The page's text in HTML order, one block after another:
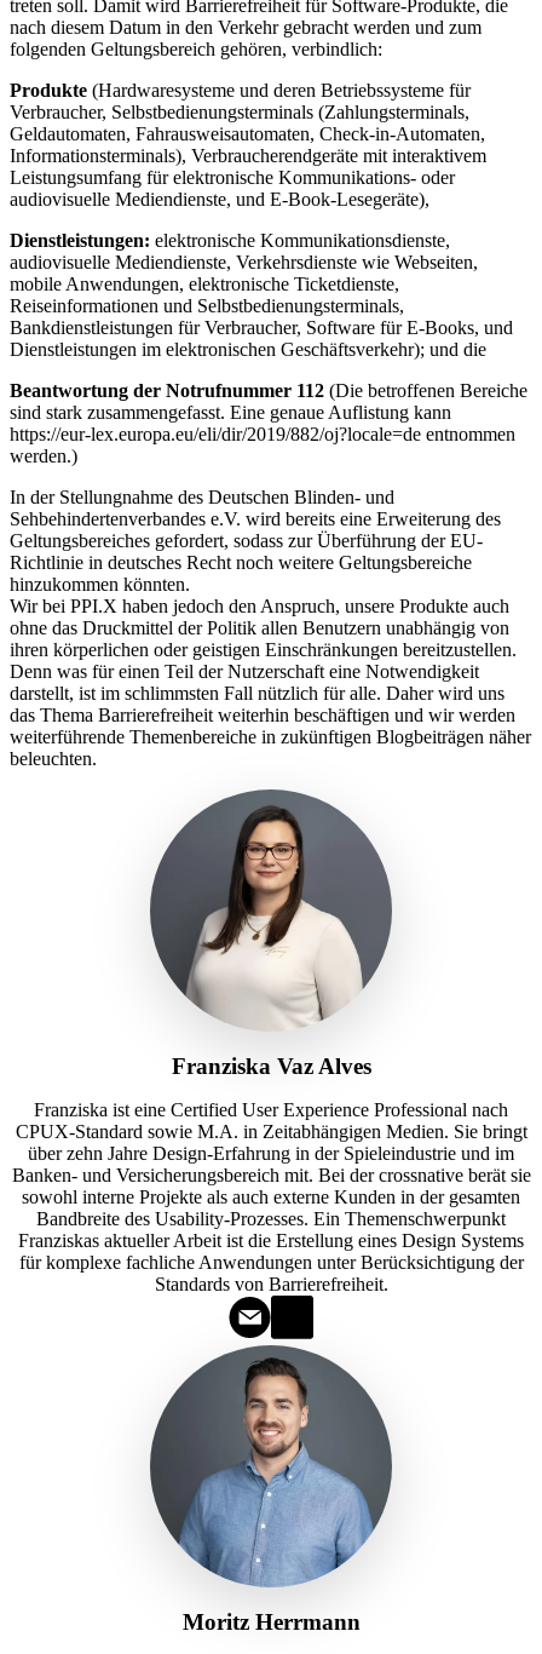
treten soll. Damit wird Barrierefreiheit für Software-Produkte, die
nach diesem Datum in den Verkehr gebracht werden und zum
folgenden Geltungsbereich gehören, verbindlich:
Produkte (Hardwaresysteme und deren Betriebssysteme für
Verbraucher, Selbstbedienungsterminals (Zahlungsterminals,
Geldautomaten, Fahrausweisautomaten, Check-in-Automaten,
Informationsterminals), Verbraucherendgeräte mit interaktivem
Leistungsumfang für elektronische Kommunikations- oder
audiovisuelle Mediendienste, und E-Book-Lesegeräte),
Dienstleistungen: elektronische Kommunikationsdienste,
audiovisuelle Mediendienste, Verkehrsdienste wie Webseiten,
mobile Anwendungen, elektronische Ticketdienste,
Reiseinformationen und Selbstbedienungsterminals,
Bankdienstleistungen für Verbraucher, Software für E-Books, und
Dienstleistungen im elektronischen Geschäftsverkehr); und die
Beantwortung der Notrufnummer 112 (Die betroffenen Bereiche
sind stark zusammengefasst. Eine genaue Auflistung kann
https://eur-lex.europa.eu/eli/dir/2019/882/oj?locale=de entnommen
werden.)
In der Stellungnahme des Deutschen Blinden- und
Sehbehindertenverbandes e.V. wird bereits eine Erweiterung des
Geltungsbereiches gefordert, sodass zur Überführung der EU-
Richtlinie in deutsches Recht noch weitere Geltungsbereiche
hinzukommen könnten.
Wir bei PPI.X haben jedoch den Anspruch, unsere Produkte auch
ohne das Druckmittel der Politik allen Benutzern unabhängig von
ihren körperlichen oder geistigen Einschränkungen bereitzustellen.
Denn was für einen Teil der Nutzerschaft eine Notwendigkeit
darstellt, ist im schlimmsten Fall nützlich füralle. Daher wird uns
das Thema Barrierefreiheit weiterhin beschäftigen und wir werden
weiterführende Themenbereiche in zukünftigen Blogbeiträgen näher
beleuchten.
Franziska Vaz Alves
Franziska ist eine Certified User Experience Professional nach
CPUX-Standard sowie M.A. in Zeitabhängigen Medien. Sie bringt
über zehn Jahre Design-Erfahrung in der Spieleindustrie und im
Banken- und Versicherungsbereich mit. Bei der crossnative berät sie
sowohl interne Projekte als auch externe Kunden in der gesamten
Bandbreite des Usability-Prozesses. Ein Themenschwerpunkt
Franziskas aktueller Arbeit ist die Erstellung eines Design Systems
für komplexe fachliche Anwendungen unter Berücksichtigung der
Standards von Barrierefreiheit.
Moritz Herrmann